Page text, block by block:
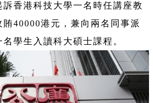
香港科技大學一名時任講座教
40000港元，兼向兩名同事派
學生入讀科大碩士課程。